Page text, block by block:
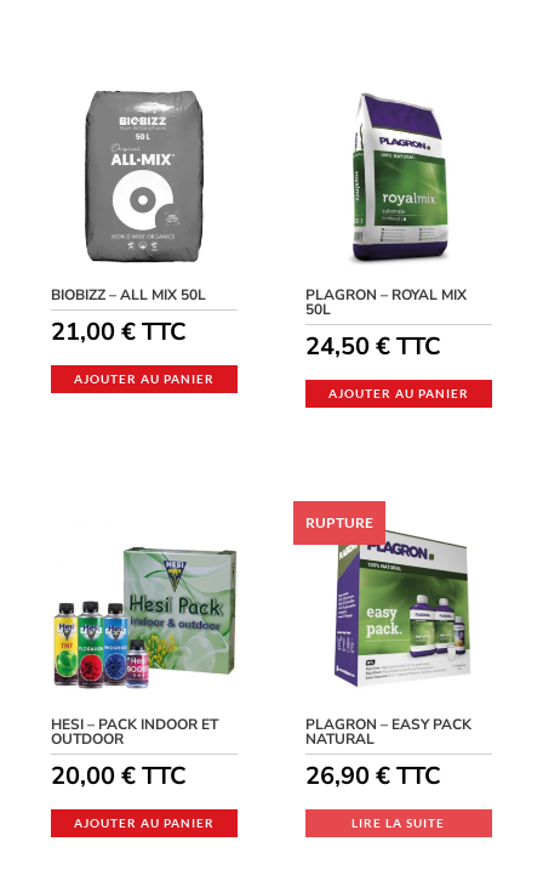
BIOBIZZ – ALL MIX 50L
21,00€ TTC
AJOUTER AU PANIER
PLAGRON – ROYAL MIX
50L
24,50€TTC
AJOUTER AU PANIER
HESI – PACK INDOOR ET
OUTDOOR
20,00€ TTC
AJOUTER AU PANIER
PLAGRON – EASY PACK
NATURAL
26,90€TTC
LIRE LA SUITE